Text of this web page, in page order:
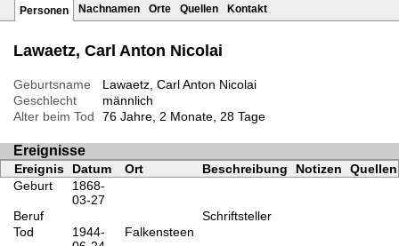
Personen Nachnamen Orte Quellen Kontakt
Lawaetz, Carl Anton Nicolai
Geburtsname
Lawaetz, Carl Anton Nicolai
Geschlecht
männlich
Alter beim Tod
76 Jahre, 2 Monate, 28 Tage
Ereignisse
Ereignis Datum Ort Beschreibung Notizen
Quellen
Geburt
1868-
03-27
Beruf
Schriftsteller
Tod
1944-
Falkensteen